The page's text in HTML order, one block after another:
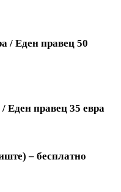
/ Еден правец 50
Еден правец 35 евра
– бесплатно